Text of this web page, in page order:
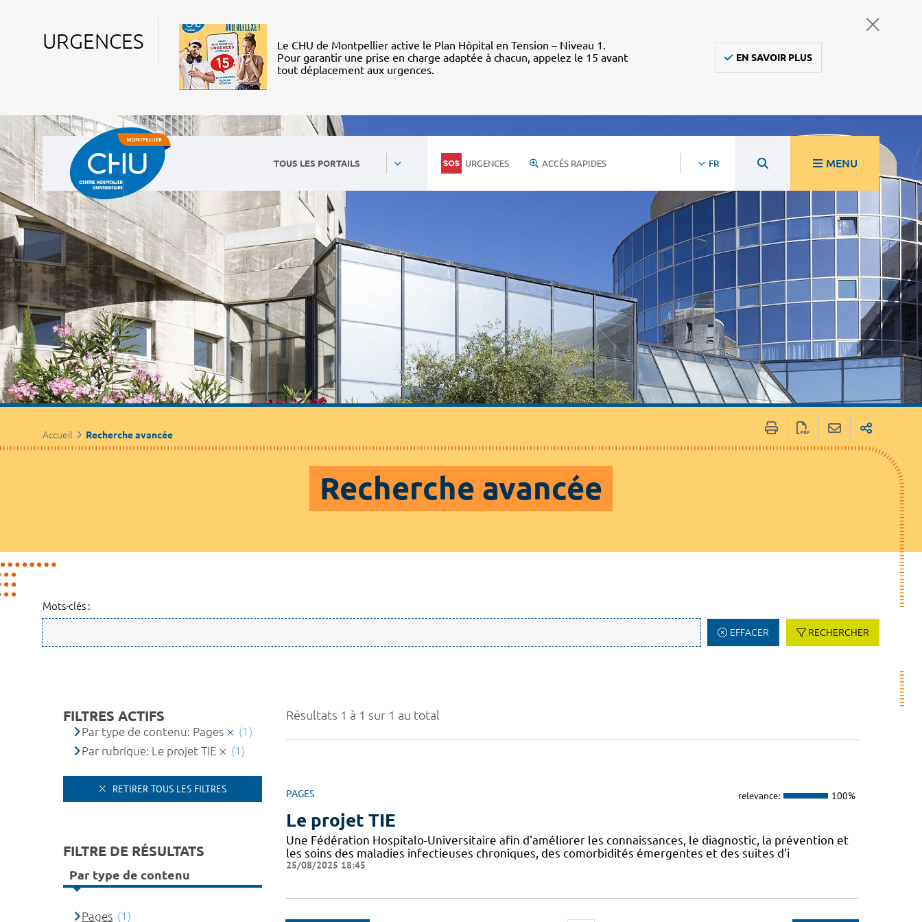
URGENCES
Le CHU de Montpellier active le Plan Hôpital en Tension – Niveau 1.
Pour garantir une prise en charge adaptée à chacun, appelez le 15 avant
tout déplacement aux urgences.
EN SAVOIR PLUS
TOUS LES PORTAILS URGENCES ACCÈS RAPIDES FR MENU
Accueil Recherche avancée
Recherche avancée
Mots-clés :
EFFACER RECHERCHER
Résultats 1 à 1 sur 1 au total
PAGES relevance: 100%
Le projet TIE
Une Fédération Hospitalo-Universitaire afin d'améliorer les connaissances, le diagnostic, la prévention et
les soins des maladies infectieuses chroniques, des comorbidités émergentes et des suites d'i
25/08/2025 18:45
FILTRES ACTIFS
Par type de contenu: Pages
(1)
Par rubrique: Le projet TIE
(1)
RETIRER TOUS LES FILTRES
FILTRE DE RÉSULTATS
Par type de contenu
Pages (1)